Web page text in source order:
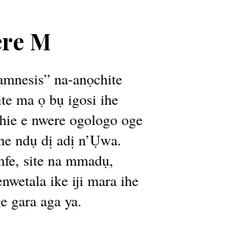
M
na-anọchite
ma ọ bụ igosi ihe
e nwere ogologo oge
ndụ dị adị n’Ụwa.
site na mmadụ,
ike iji mara ihe
gara aga ya.